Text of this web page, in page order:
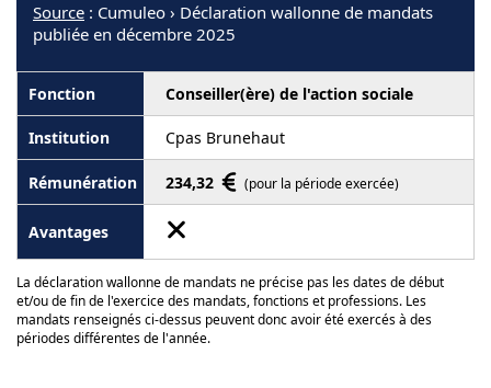
Source : Cumuleo › Déclaration wallonne de mandats
publiée en décembre 2025
Conseiller(ère) de l'action sociale
Cpas Brunehaut
234,32 (pour la période exercée)
La déclaration wallonne de mandats ne précise pas les dates de début
et/ou de fin de l'exercice des mandats, fonctions et professions. Les
mandats renseignés ci-dessus peuvent donc avoir été exercés à des
périodes différentes de l'année.